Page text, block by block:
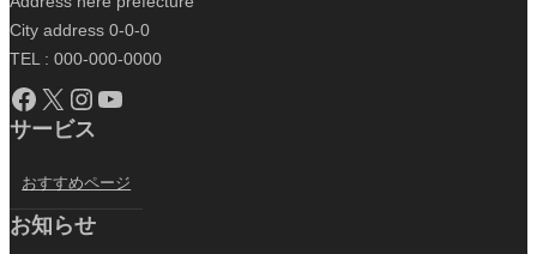
City address 0-0-0
TEL : 000-000-0000
Facebook X Instagram YouTube
サービス
おすすめページ
お知らせ